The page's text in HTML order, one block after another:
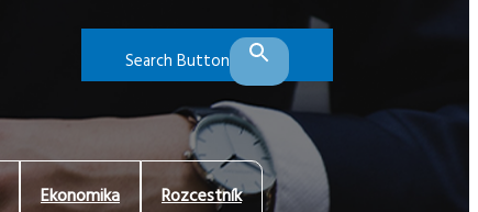
Search Button
Ekonomika Rozcestník